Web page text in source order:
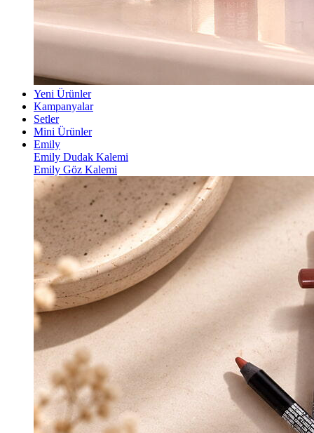
Yeni Ürünler
Kampanyalar
Setler
Mini Ürünler
Emily
Emily Dudak Kalemi
Emily Göz Kalemi